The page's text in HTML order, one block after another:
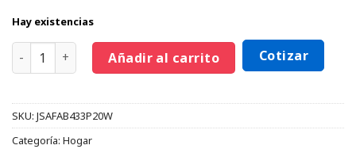
Hay existencias
Añadir al carrito Cotizar
SKU: JSAFAB433P20W
Categoría: Hogar